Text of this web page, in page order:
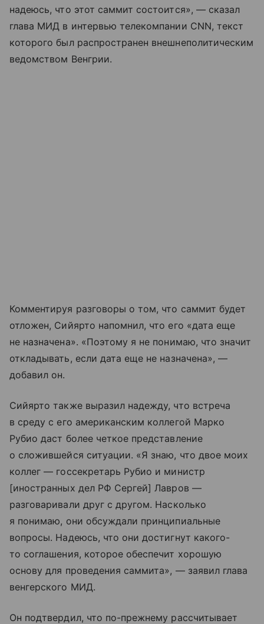
надеюсь, что этот саммит состоится», — сказал
глава МИД в интервью телекомпании CNN, текст
которого был распространен внешнеполитическим
ведомством Венгрии.
Комментируя разговоры о том, что саммит будет
отложен, Сийярто напомнил, что его «дата еще
не назначена». «Поэтому я не понимаю, что значит
откладывать, если дата еще не назначена», —
добавил он.
Сийярто также выразил надежду, что встреча
в среду с его американским коллегой Марко
Рубио даст более четкое представление
о сложившейся ситуации. «Я знаю, что двое моих
коллег — госсекретарь Рубио и министр
[иностранных дел РФ Сергей] Лавров —
разговаривали друг с другом. Насколько
я понимаю, они обсуждали принципиальные
вопросы. Надеюсь, что они достигнут какого-
то соглашения, которое обеспечит хорошую
основу для проведения саммита», — заявил глава
венгерского МИД.
Он подтвердил, что по-прежнему рассчитывает